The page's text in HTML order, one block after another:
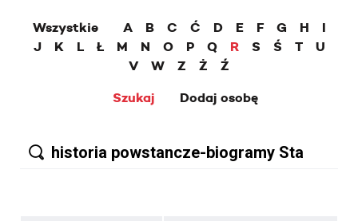
Wszystkie A B C Ć D E F G H
I
J
K L Ł M N O P Q R S Ś T
U
V
W Z Ż
Ź
Szukaj
Dodaj osobę